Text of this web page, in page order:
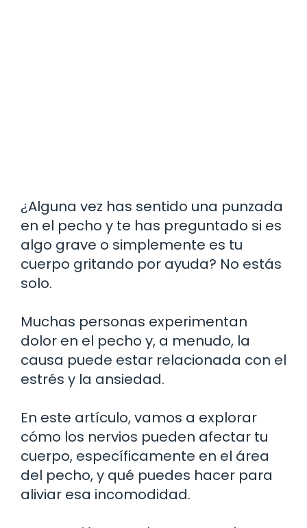
¿Alguna vez has sentido una punzada
en el pecho y te has preguntado si es
algo grave o simplemente es tu
cuerpo gritando por ayuda? No estás
solo.
Muchas personas experimentan
dolor en el pecho y, a menudo, la
causa puede estar relacionada con el
estrés y la ansiedad.
En este artículo, vamos a explorar
cómo los nervios pueden afectar tu
cuerpo, específicamente en el área
del pecho, y qué puedes hacer para
aliviar esa incomodidad.